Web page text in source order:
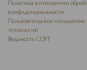
Политика в отношении
конфиденциальности
Пользовательское
технологий
Ведомость СОУТ